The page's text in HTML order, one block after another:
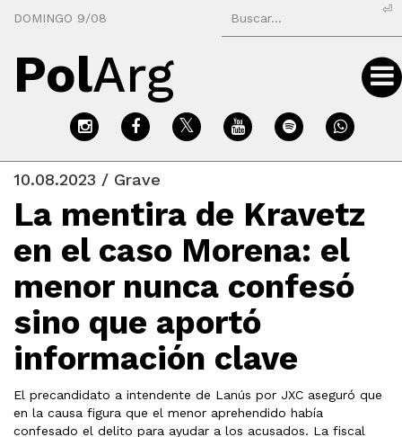
DOMINGO 9/08
⏎
PolArg
10.08.2023 / Grave
La mentira de Kravetz
en el caso Morena: el
menor nunca confesó
sino que aportó
información clave
El precandidato a intendente de Lanús por JXC aseguró que
en la causa figura que el menor aprehendido había
confesado el delito para ayudar a los acusados. La fiscal